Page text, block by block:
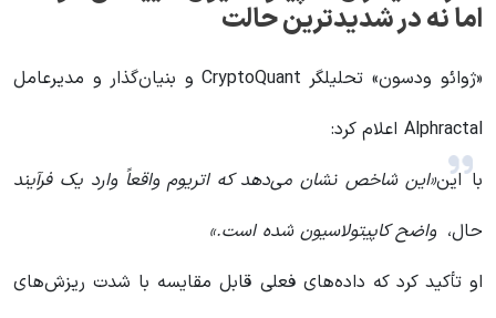
اما نه در شدیدترین حالت
«ژوائو ودسون» تحلیلگر CryptoQuant و بنیان‌گذار و مدیرعامل
Alphractal اعلام کرد:
«این شاخص نشان می‌دهد که اتریوم واقعاً وارد یک فرآیند
واضح کاپیتولاسیون شده است.»
با این
حال،
او تأکید کرد که داده‌های فعلی قابل مقایسه با شدت ریزش‌های